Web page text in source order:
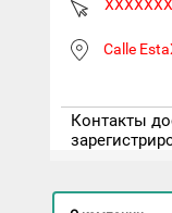
Calle
Контакты